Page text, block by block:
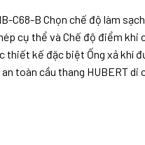
C68-B Chọn chế độ làm
cụ thể và Chế độ điểm khi
thiết kế đặc biệt Ống xả khí
an toàn cầu thang HUBERT